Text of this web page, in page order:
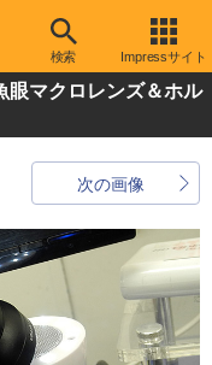
検索 Impressサイト
眼マクロレンズ＆ホル
次の画像